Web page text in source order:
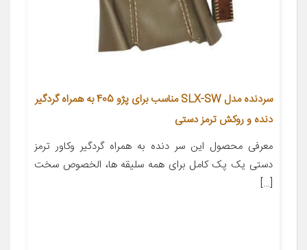
سردنده مدل SLX-SW مناسب برای پژو 405 به همراه گردگیر
دنده و روکش ترمز دستی
معرفی محصول این سر دنده به همراه گردگیر وکاور ترمز
دستی یک پک کامل برای همه سلیقه ها، الخصوص سخت
[…]